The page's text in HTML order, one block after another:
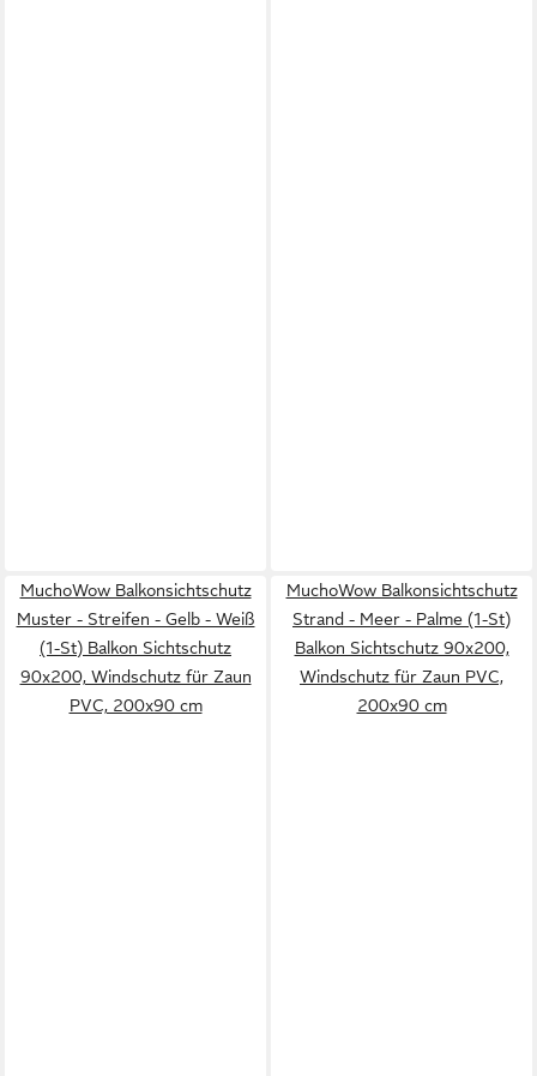
MuchoWow Balkonsichtschutz
Muster - Streifen - Gelb - Weiß
(1-St) Balkon Sichtschutz
90x200, Windschutz für Zaun
PVC, 200x90 cm
MuchoWow Balkonsichtschutz
Strand - Meer - Palme (1-St)
Balkon Sichtschutz 90x200,
Windschutz für Zaun PVC,
200x90 cm